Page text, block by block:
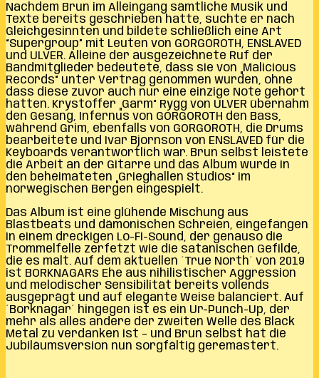
Nachdem Brun im Alleingang sämtliche Musik und
Texte bereits geschrieben hatte, suchte er nach
Gleichgesinnten und bildete schließlich eine Art
“Supergroup” mit Leuten von GORGOROTH, ENSLAVED
und ULVER. Alleine der ausgezeichnete Ruf der
Bandmitglieder bedeutete, dass sie von „Malicious
Records“ unter Vertrag genommen wurden, ohne
dass diese zuvor auch nur eine einzige Note gehört
hatten. Krystoffer „Garm“ Rygg von ULVER übernahm
den Gesang, Infernus von GORGOROTH den Bass,
während Grim, ebenfalls von GORGOROTH, die Drums
bearbeitete und Ivar Bjornson von ENSLAVED für die
Keyboards verantwortlich war. Brun selbst leistete
die Arbeit an der Gitarre und das Album wurde in
den beheimateten „Grieghallen Studios“ im
norwegischen Bergen eingespielt.
Das Album ist eine glühende Mischung aus
Blastbeats und dämonischen Schreien, eingefangen
in einem dreckigen Lo-Fi-Sound, der genauso die
Trommelfelle zerfetzt wie die satanischen Gefilde,
die es malt. Auf dem aktuellen ´True North´ von 2019
ist BORKNAGARs Ehe aus nihilistischer Aggression
und melodischer Sensibilität bereits vollends
ausgeprägt und auf elegante Weise balanciert. Auf
´Borknagar´ hingegen ist es ein Ur-Punch-Up, der
mehr als alles andere der zweiten Welle des Black
Metal zu verdanken ist – und Brun selbst hat die
Jubiläumsversion nun sorgfältig geremastert.